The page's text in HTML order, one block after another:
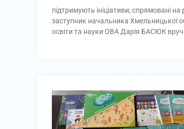
підтримують ініціативи, спрямовані
заступник начальника Хмельницької
освіти та науки ОВА Дарія БАСЮК